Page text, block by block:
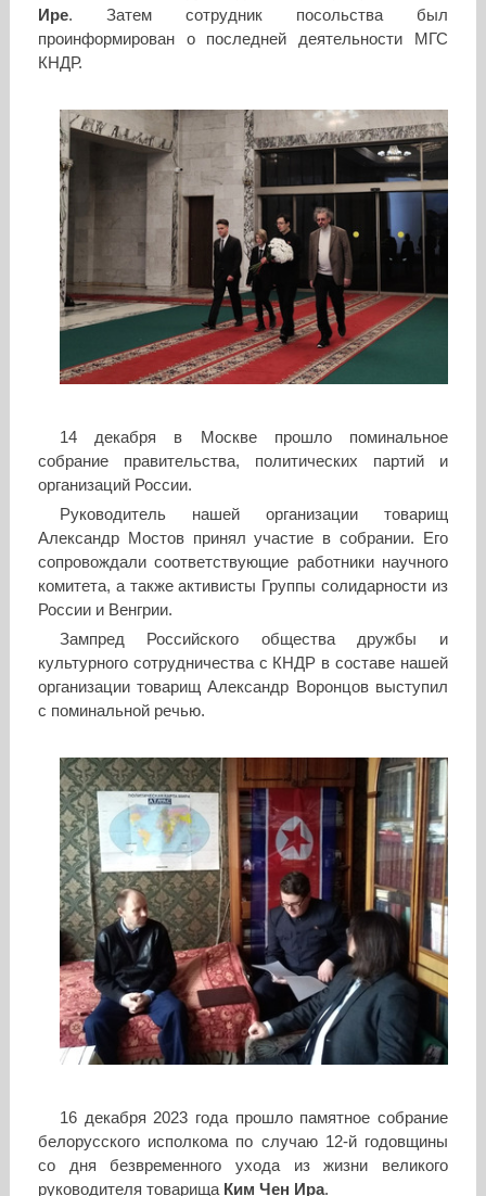
Ире. Затем сотрудник посольства был
проинформирован о последней деятельности МГС
КНДР.
14 декабря в Москве прошло поминальное
собрание правительства, политических партий и
организаций России.
Руководитель нашей организации товарищ
Александр Мостов принял участие в собрании. Его
сопровождали соответствующие работники научного
комитета, а также активисты Группы солидарности из
России и Венгрии.
Зампред Российского общества дружбы и
культурного сотрудничества с КНДР в составе нашей
организации товарищ Александр Воронцов выступил
с поминальной речью.
16 декабря 2023 года прошло памятное собрание
белорусского исполкома по случаю 12-й годовщины
со дня безвременного ухода из жизни великого
руководителя товарища Ким Чен Ира.